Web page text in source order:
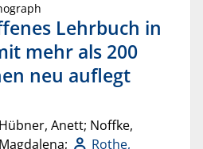
Lehrbuch in
mehr als 200
neu auflegt
Hübner, Anett; Noffke,
Magdalena;
Rothe,